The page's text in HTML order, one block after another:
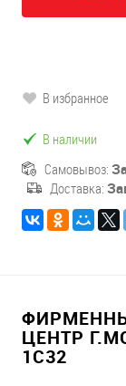
В избранное
В наличии
Самовывоз:
Доставка:
ЦЕНТР
1С32